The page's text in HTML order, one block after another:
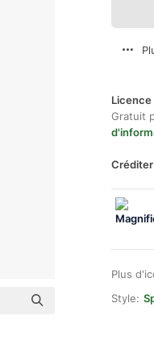
Gratuit
Plus
Style: